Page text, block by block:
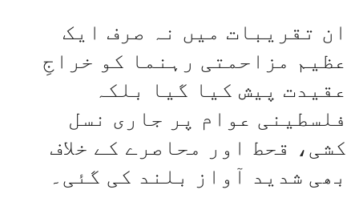
ان تقریبات میں نہ صرف ایک
عظیم مزاحمتی رہنما کو خراجِ
عقیدت پیش کیا گیا بلکہ
فلسطینی عوام پر جاری نسل
کشی، قحط اور محاصرے کے خلاف
بھی شدید آواز بلند کی گئی۔